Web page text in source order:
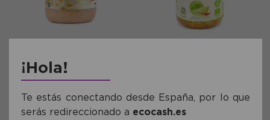
Chucrut Grande Demeter
Machandel Bio 680g
3,70€
¡Hola!
Te estás conectando desde España, por lo que
serás redireccionado a ecocash.es